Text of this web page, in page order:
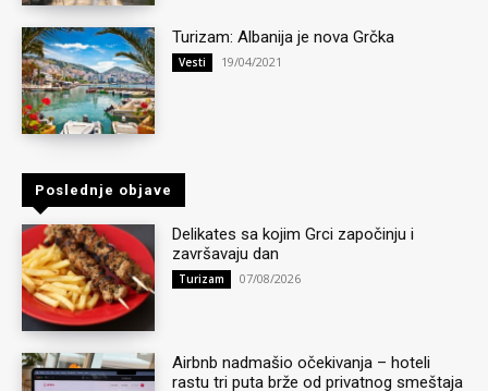
Turizam: Albanija je nova Grčka
Vesti 19/04/2021
Poslednje objave
Delikates sa kojim Grci započinju i
završavaju dan
Turizam 07/08/2026
Airbnb nadmašio očekivanja – hoteli
rastu tri puta brže od privatnog smeštaja